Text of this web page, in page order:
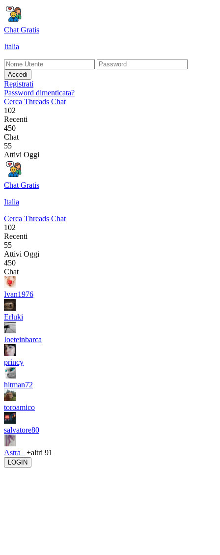
Chat Gratis
Italia
Accedi
Registrati
Password dimenticata?
Cerca Threads Chat
102
Recenti
450
Chat
55
Attivi Oggi
Chat Gratis
Italia
Cerca Threads Chat
102
Recenti
55
Attivi Oggi
450
Chat
Ivan1976
Erluki
Ioeteinbarca
princy
hitman72
toroamico
salvatore80
Astra_ +altri 91
LOGIN